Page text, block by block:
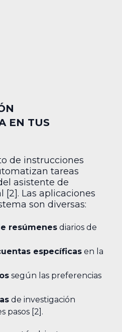
EN TUS
de instrucciones
tareas
asistente de
Las aplicaciones
son diversas:
resúmenes diarios de
específicas en la
según las preferencias
de investigación
pasos [2].